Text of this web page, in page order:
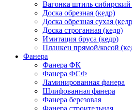
Вагонка штиль сибирский
Доска обрезная (кедр)
Доска обрезная сухая
Доска строганная (кедр)
Имитация бруса (кедр)
Планкен прямой/косой
Фанера
Фанера ФК
Фанера ФСФ
Ламинированная фанера
Шлифованная фанера
Фанера березовая
Фанера строительная